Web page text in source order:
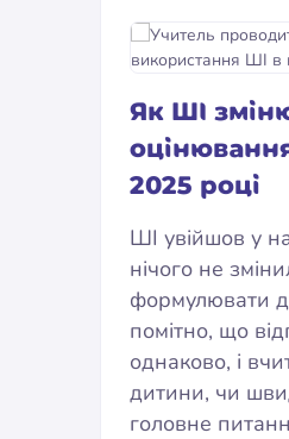
Як ШІ
2025 році
ШІ увійшов у
нічого не
формулювати
помітно, що
однаково, і
дитини, чи
головне